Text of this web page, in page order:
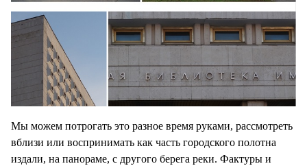
Мы можем потрогать это разное время руками, рассмотреть
вблизи или воспринимать как часть городского полотна
издали, на панораме, с другого берега реки. Фактуры и